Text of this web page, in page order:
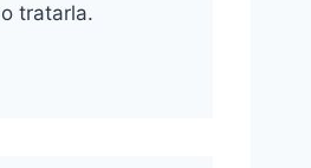
tratarla.